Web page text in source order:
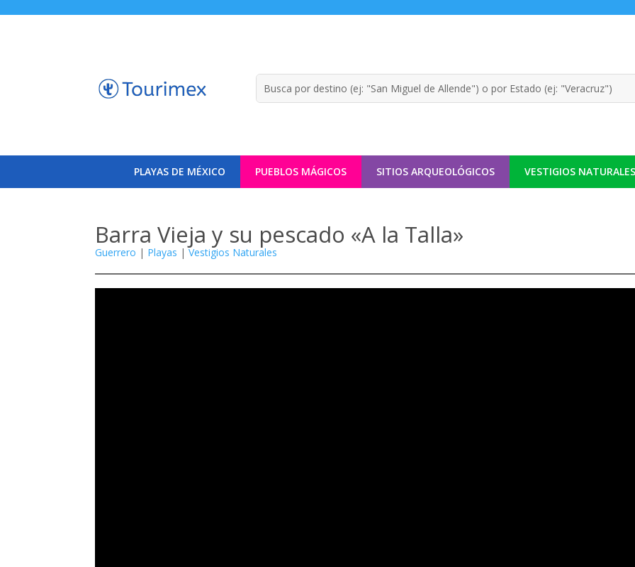
PLAYAS DE MÉXICO PUEBLOS MÁGICOS SITIOS ARQUEOLÓGICOS VESTIGIOS NATURALES
Barra Vieja y su pescado «A la Talla»
Guerrero | Playas |Vestigios Naturales